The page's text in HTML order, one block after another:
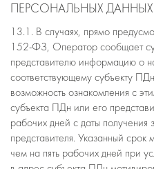
ПЕРСОНАЛЬНЫХ ДАННЫХ
13.1. В случаях, прямо
152-ФЗ, Оператор сообщает
представителю информацию о
соответствующему субъекту
возможность ознакомления с
субъекта ПДн или его
рабочих дней с даты
представителя. Указанный
чем на пять рабочих дней при